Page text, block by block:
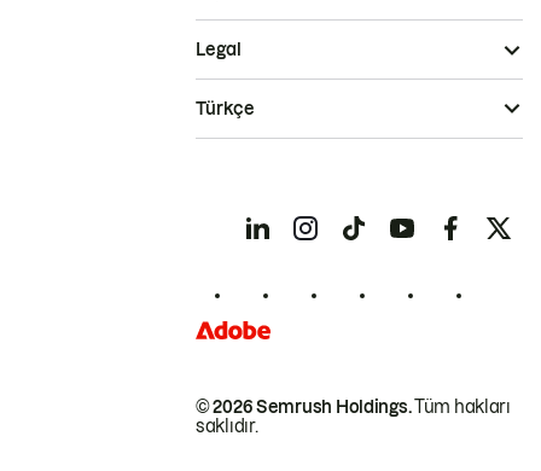
© 2026 Semrush Holdings.Tüm hakları
saklıdır.
Legal
Türkçe